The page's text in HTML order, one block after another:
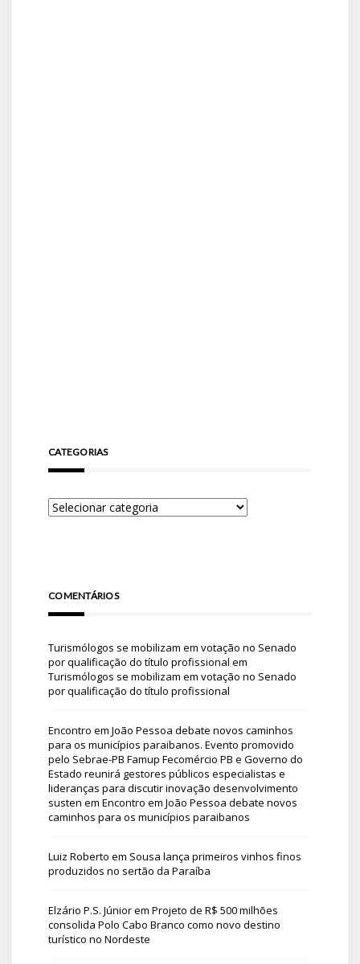
CATEGORIAS
COMENTÁRIOS
Turismólogos se mobilizam em votação no Senado
por qualificação do título profissional em
Turismólogos se mobilizam em votação no Senado
por qualificação do título profissional
Encontro em João Pessoa debate novos caminhos
para os municípios paraibanos. Evento promovido
pelo Sebrae-PB Famup Fecomércio PB e Governo do
Estado reunirá gestores públicos especialistas e
lideranças para discutir inovação desenvolvimento
susten em Encontro em João Pessoa debate novos
caminhos para os municípios paraibanos
Luiz Roberto em Sousa lança primeiros vinhos finos
produzidos no sertão da Paraíba
Elzário P.S. Júniorem Projeto de R$ 500 milhões
consolida Polo Cabo Branco como novo destino
turístico no Nordeste